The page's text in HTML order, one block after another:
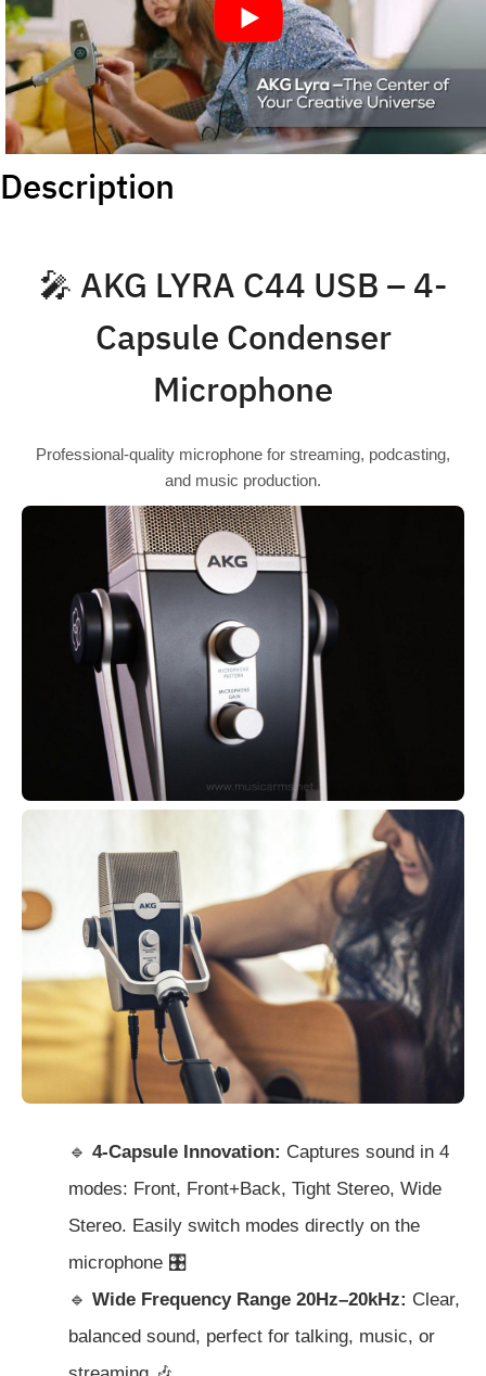
Description
🎤 AKG LYRA C44 USB – 4-
Capsule Condenser
Microphone
Professional-quality microphone for streaming, podcasting,
and music production.
🔹 4-Capsule Innovation: Captures sound in 4
modes: Front, Front+Back, Tight Stereo, Wide
Stereo. Easily switch modes directly on the
microphone 🎛️
🔹 Wide Frequency Range 20Hz–20kHz: Clear,
balanced sound, perfect for talking, music, or